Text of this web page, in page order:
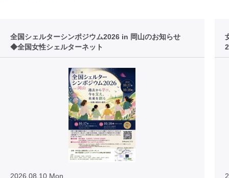
全国シェルターシンポジウム2026 in 岡山のお知らせ
◆全国女性シェルターネット
2026.08.10 Mon